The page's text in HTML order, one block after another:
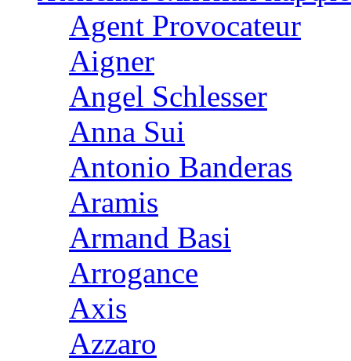
Agent Provocateur
Aigner
Angel Schlesser
Anna Sui
Antonio Banderas
Aramis
Armand Basi
Arrogance
Axis
Azzaro